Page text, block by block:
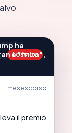
TOSSICO
ha
è "finito",
mese scorso
il premio